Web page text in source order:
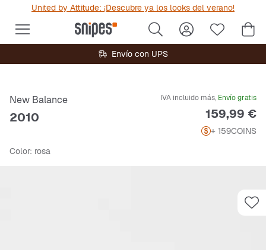
United by Attitude: ¡Descubre ya los looks del verano!
Envío con UPS
New Balance
2010
IVA incluido más, Envío gratis
Precio
159,99 €
+ 159COINS
Color: rosa